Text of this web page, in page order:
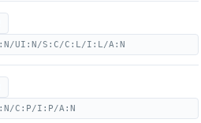
UI:N/S:C/C:L/I:L/A:N
C:P/I:P/A:N